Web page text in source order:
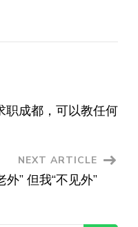
职成都，可以教任何
NEXT ARTICLE
” 但我“不见外”